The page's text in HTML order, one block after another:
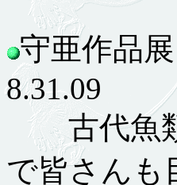
守亜作品
8.31.09
古代魚類
で皆さんも